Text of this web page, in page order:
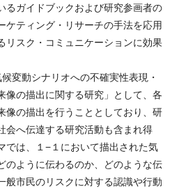
るガイドブックおよび研究参画者の
ケティング・リサーチの手法を応用
リスク・コミュニケーションに効果
変動シナリオへの不確実性表現・
像の描出に関する研究」として、各
像の描出を行うこととしており、研
会へ伝達する研究活動も含まれ得
では、１−１において描出された気
のように伝わるのか、どのような伝
般市民のリスクに対する認識や行動